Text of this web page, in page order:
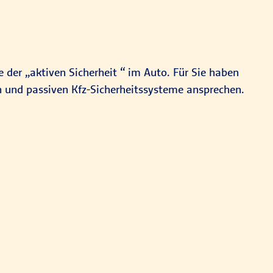
„aktiven Sicherheit “ im Auto. Für Sie haben
passiven Kfz-Sicherheitssysteme ansprechen.